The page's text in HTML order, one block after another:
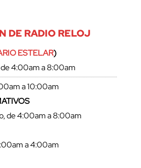
DE RADIO RELOJ
ESTELAR)
de 4:00am a 8:00am
a 10:00am
de 4:00am a 8:00am
a 4:00am